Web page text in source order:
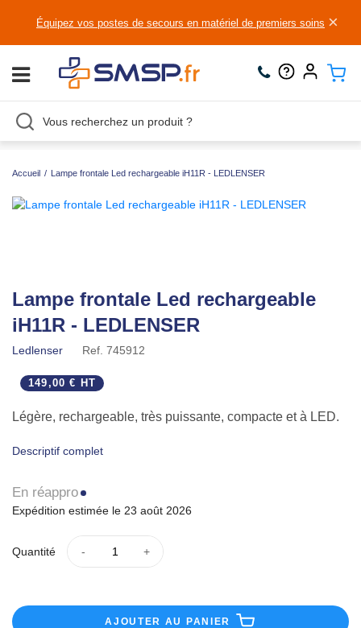
Équipez vos postes de secours en matériel de premiers soins ×
Accueil / Lampe frontale Led rechargeable iH11R - LEDLENSER
Lampe frontale Led rechargeable
iH11R - LEDLENSER
Ledlenser Ref. 745912
149,00 € HT
Légère, rechargeable, très puissante, compacte et à LED.
Descriptif complet
En réappro
Expédition estimée le 23 août 2026
Quantité
AJOUTER AU PANIER